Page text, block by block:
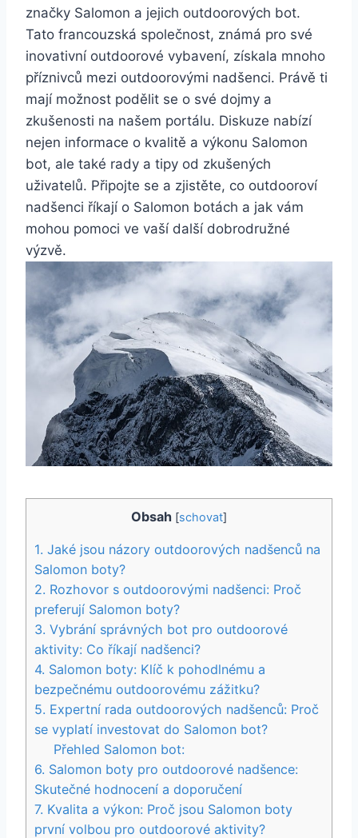
značky Salomon a jejich outdoorových ​bot.
Tato ⁢francouzská společnost, známá pro své
inovativní ​outdoorové vybavení, získala mnoho
příznivců mezi outdoorovými nadšenci. Právě ti
mají ⁢možnost podělit se o své‌ dojmy⁤ a
‌zkušenosti na našem portálu. Diskuze nabízí
nejen ⁢informace o kvalitě ‌a výkonu Salomon⁣
bot, ale​ také⁣ rady ‍a tipy ​od zkušených
uživatelů. Připojte se a zjistěte, co ⁤outdooroví
nadšenci ⁣říkají o Salomon botách‌ a jak vám
mohou pomoci ve vaší další dobrodružné
výzvě.
Obsah [schovat]
1. Jaké ‌jsou ‍názory ⁢outdoorových nadšenců na
Salomon boty?
2. Rozhovor s ​outdoorovými nadšenci: ​Proč
preferují Salomon boty?
3. Vybrání správných bot pro outdoorové
aktivity: Co říkají nadšenci?
4.‍ Salomon boty: Klíč k pohodlnému ⁣a‌
bezpečnému outdoorovému zážitku?
5. Expertní rada outdoorových nadšenců: Proč​
se vyplatí investovat do Salomon bot?
Přehled‍ Salomon bot:
6. Salomon boty ⁣pro outdoorové ⁣nadšence:
Skutečné hodnocení⁢ a doporučení
7.​ Kvalita a výkon: Proč jsou Salomon boty
první volbou ​pro outdoorové aktivity?